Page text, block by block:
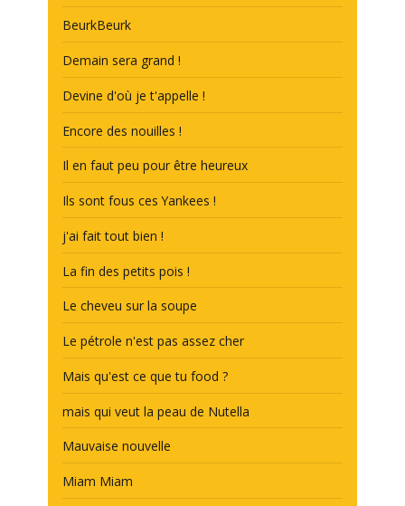
BeurkBeurk
Demain sera grand !
Devine d'où je t'appelle !
Encore des nouilles !
Il en faut peu pour être heureux
Ils sont fous ces Yankees !
j'ai fait tout bien !
La fin des petits pois !
Le cheveu sur la soupe
Le pétrole n'est pas assez cher
Mais qu'est ce que tu food ?
mais qui veut la peau de Nutella
Mauvaise nouvelle
Miam Miam